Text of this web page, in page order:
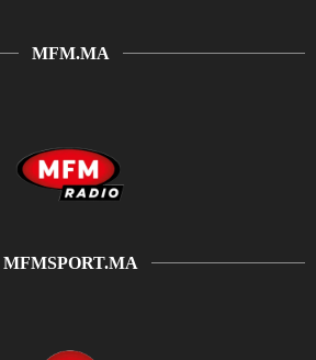
MFM.MA
MFMSPORT.MA